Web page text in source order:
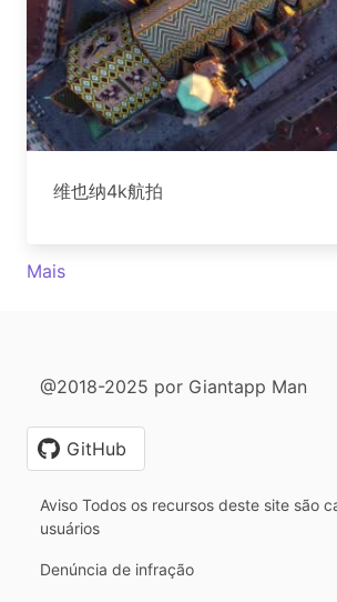
维也纳4k航拍
Mais
@2018-2025 por Giantapp Man
GitHub
Aviso Todos os recursos deste site são
usuários
Denúncia de infração